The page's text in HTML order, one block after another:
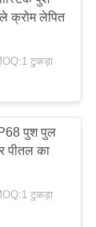
क्रोम लेपित
टुकड़ा
पुश पुल
पीतल का
टुकड़ा